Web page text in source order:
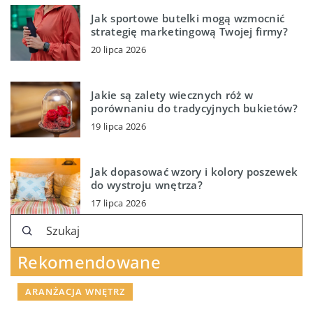
Jak sportowe butelki mogą wzmocnić
strategię marketingową Twojej firmy?
20 lipca 2026
Jakie są zalety wiecznych róż w
porównaniu do tradycyjnych bukietów?
19 lipca 2026
Jak dopasować wzory i kolory poszewek
do wystroju wnętrza?
17 lipca 2026
Rekomendowane
ARANŻACJA WNĘTRZ